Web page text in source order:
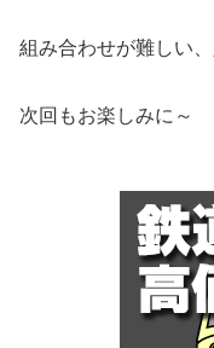
組み合わせが難しい
次回もお楽しみに～